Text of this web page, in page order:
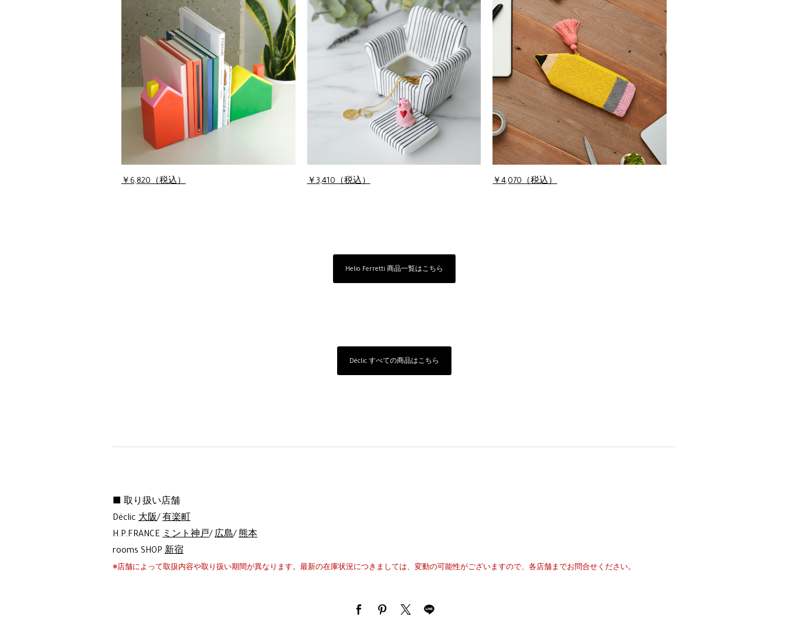
￥6,820（税込） ￥3,410（税込） ￥4,070（税込）
Helio Ferretti 商品一覧はこちら
Déclic すべての商品はこちら
■ 取り扱い店舗
Déclic 大阪/ 有楽町
H.P.FRANCE ミント神戸/ 広島/ 熊本
rooms SHOP 新宿
※店舗によって取扱内容や取り扱い期間が異なります。最新の在庫状況につきましては、変動の可能性がございますので、各店舗までお問合せください。